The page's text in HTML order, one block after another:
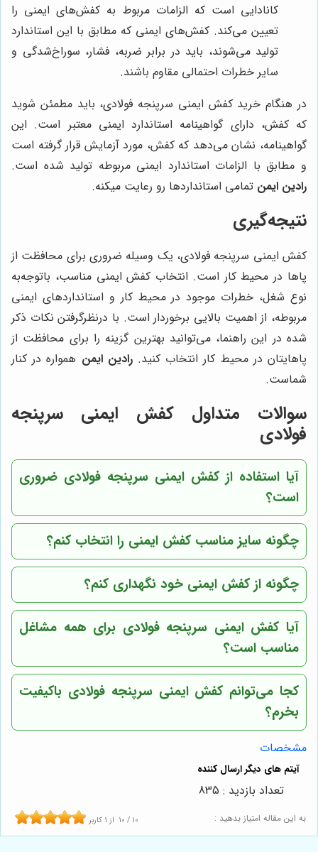
کانادایی است که الزامات مربوط به کفش‌های ایمنی را
تعیین می‌کند. کفش‌های ایمنی که مطابق با این استاندارد
تولید می‌شوند، باید در برابر ضربه، فشار، سوراخ‌شدگی و
سایر خطرات احتمالی مقاوم باشند.
در هنگام خرید کفش ایمنی سرپنجه فولادی، باید مطمئن شوید
که کفش، دارای گواهینامه استاندارد ایمنی معتبر است. این
گواهینامه، نشان می‌دهد که کفش، مورد آزمایش قرار گرفته است
و مطابق با الزامات استاندارد ایمنی مربوطه تولید شده است.
رادین ایمن تمامی استانداردها رو رعایت میکنه.
نتیجه‌گیری
کفش ایمنی سرپنجه فولادی، یک وسیله ضروری برای محافظت از
پاها در محیط کار است. انتخاب کفش ایمنی مناسب، باتوجه‌به
نوع شغل، خطرات موجود در محیط کار و استانداردهای ایمنی
مربوطه، از اهمیت بالایی برخوردار است. با درنظرگرفتن نکات ذکر
شده در این راهنما، می‌توانید بهترین گزینه را برای محافظت از
پاهایتان در محیط کار انتخاب کنید.رادین ایمن همواره در کنار
شماست.
سوالات متداول کفش ایمنی سرپنجه
فولادی
آیا استفاده از کفش ایمنی سرپنجه فولادی ضروری
است؟
چگونه سایز مناسب کفش ایمنی را انتخاب کنم؟
چگونه از کفش ایمنی خود نگهداری کنم؟
آیا کفش ایمنی سرپنجه فولادی برای همه مشاغل
مناسب است؟
کجا می‌توانم کفش ایمنی سرپنجه فولادی باکیفیت
بخرم؟
مشخصات
به این مقاله امتیاز بدهید : 10 / 10 از 1 کاربر
تعداد بازدید : 835